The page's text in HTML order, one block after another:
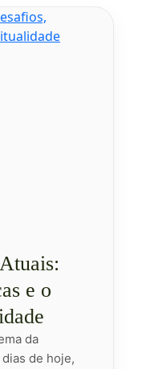
e o
da
de hoje,